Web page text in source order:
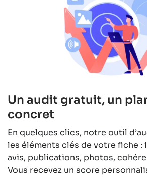
Un audit gratuit, un
concret
En quelques clics, notre outil
les éléments clés de votre fiche :
avis, publications, photos,
Vous recevez un score